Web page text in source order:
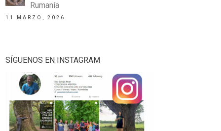
Rumanía
11 MARZO, 2026
SÍGUENOS EN INSTAGRAM